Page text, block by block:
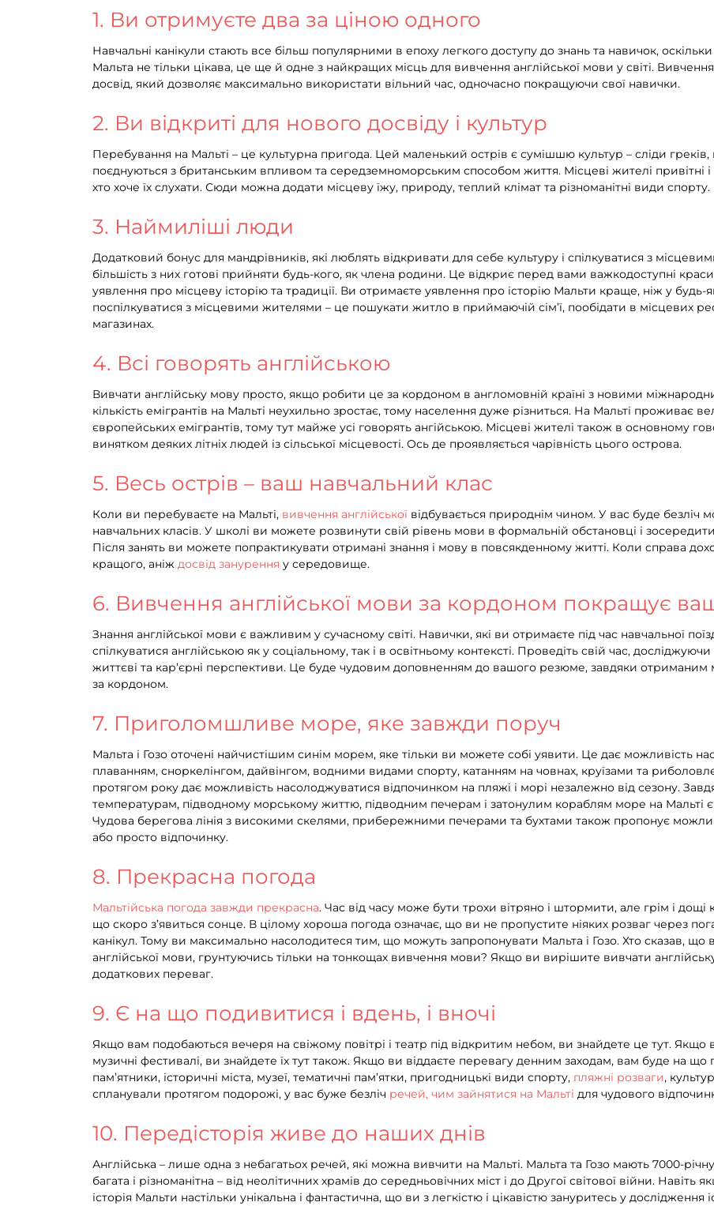
1. Ви отримуєте два за ціною одного
Навчальні канікули стають все більш популярними в епоху легкого доступу до знань та навичок,
Мальта не тільки цікава, це ще й одне з найкращих місць для вивчення англійської мови у світі.
досвід, який дозволяє максимально використати вільний час, одночасно покращуючи свої навички.
2. Ви відкриті для нового досвіду і культур
Перебування на Мальті – це культурна пригода. Цей маленький острів є сумішшю культур – сліди греків,
поєднуються з британським впливом та середземноморським способом життя. Місцеві жителі привітні і
хто хоче їх слухати. Сюди можна додати місцеву їжу, природу, теплий клімат та різноманітні види спорту.
3. Наймиліші люди
Додатковий бонус для мандрівників, які люблять відкривати для себе культуру і спілкуватися з
більшість з них готові прийняти будь-кого, як члена родини. Це відкриє перед вами важкодоступні
уявлення про місцеву історію та традиції. Ви отримаєте уявлення про історію Мальти краще, ніж у будь-
поспілкуватися з місцевими жителями – це пошукати житло в приймаючій сім’ї, пообідати в місцевих
магазинах.
4. Всі говорять англійською
Вивчати англійську мову просто, якщо робити це за кордоном в англомовній країні з новими
кількість емігрантів на Мальті неухильно зростає, тому населення дуже різниться. На Мальті проживає
європейських емігрантів, тому тут майже усі говорять ангійською. Місцеві жителі також в основному
винятком деяких літніх людей із сільської місцевості. Ось де проявляється чарівність цього острова.
5. Весь острів – ваш навчальний клас
Коли ви перебуваєте на Мальті, вивчення англійської відбувається природнім чином. У вас буде безліч
навчальних класів. У школі ви можете розвинути свій рівень мови в формальній обстановці і
Після занять ви можете попрактикувати отримані знання і мову в повсякденному житті. Коли справа
кращого, аніж досвід занурення у середовище.
6. Вивчення англійської мови за кордоном покращує
Знання англійської мови є важливим у сучасному світі. Навички, які ви отримаєте під час навчальної
спілкуватися англійською як у соціальному, так і в освітньому контексті. Проведіть свій час,
життєві та кар’єрні перспективи. Це буде чудовим доповненням до вашого резюме, завдяки
за кордоном.
7. Приголомшливе море, яке завжди поруч
Мальта і Гозо оточені найчистішим синім морем, яке тільки ви можете собі уявити. Це дає можливість
плаванням, сноркелінгом, дайвінгом, водними видами спорту, катанням на човнах, круїзами та
протягом року дає можливість насолоджуватися відпочинком на пляжі і морі незалежно від сезону.
температурам, підводному морському життю, підводним печерам і затонулим кораблям море на Мальті є
Чудова берегова лінія з високими скелями, прибережними печерами та бухтами також пропонує
або просто відпочинку.
8. Прекрасна погода
Мальтійська погода завжди прекрасна. Час від часу може бути трохи вітряно і штормити, але грім і дощі
що скоро з’явиться сонце. В цілому хороша погода означає, що ви не пропустите ніяких розваг через
канікул. Тому ви максимально насолодитеся тим, що можуть запропонувати Мальта і Гозо. Хто сказав,
англійської мови, грунтуючись тільки на тонкощах вивчення мови? Якщо ви вирішите вивчати
додаткових переваг.
9. Є на що подивитися і вдень, і вночі
Якщо вам подобаються вечеря на свіжому повітрі і театр під відкритим небом, ви знайдете це тут.
музичні фестивалі, ви знайдете їх тут також. Якщо ви віддаєте перевагу денним заходам, вам буде на що
пам’ятники, історичні міста, музеї, тематичні пам’ятки, пригодницькі види спорту, пляжні розваги,
спланували протягом подорожі, у вас буже безліч речей, чим зайнятися на Мальті для чудового
10. Передісторія живе до наших днів
Англійська – лише одна з небагатьох речей, які можна вивчити на Мальті. Мальта та Гозо мають 7000-
багата і різноманітна – від неолітичних храмів до середньовічних міст і до Другої світової війни. Навіть
історія Мальти настільки унікальна і фантастична, що ви з легкістю і цікавістю зануритесь у дослідження